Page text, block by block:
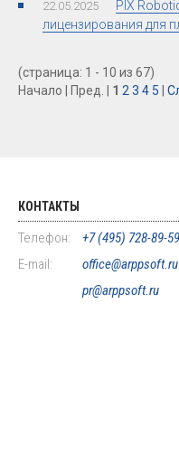
22.05.2025
PIX
лицензирования для
(страница: 1 - 10 из 67)
Начало | Пред. | 1 23 4 5
КОНТАКТЫ
Телефон:
+7 (495) 728-89-59
E-mail:
office@arppsoft.ru
pr@arppsoft.ru